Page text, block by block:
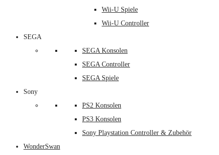
Wii-U Spiele
Wii-U Controller
SEGA
SEGA Konsolen
SEGA Controller
SEGA Spiele
Sony
PS2 Konsolen
PS3 Konsolen
Sony Playstation Controller & Zubehör
WonderSwan